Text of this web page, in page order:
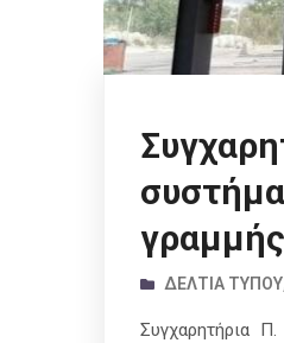
ΔΕΛΤΊΑ ΤΎΠΟΥ
Συγχαρητήρια